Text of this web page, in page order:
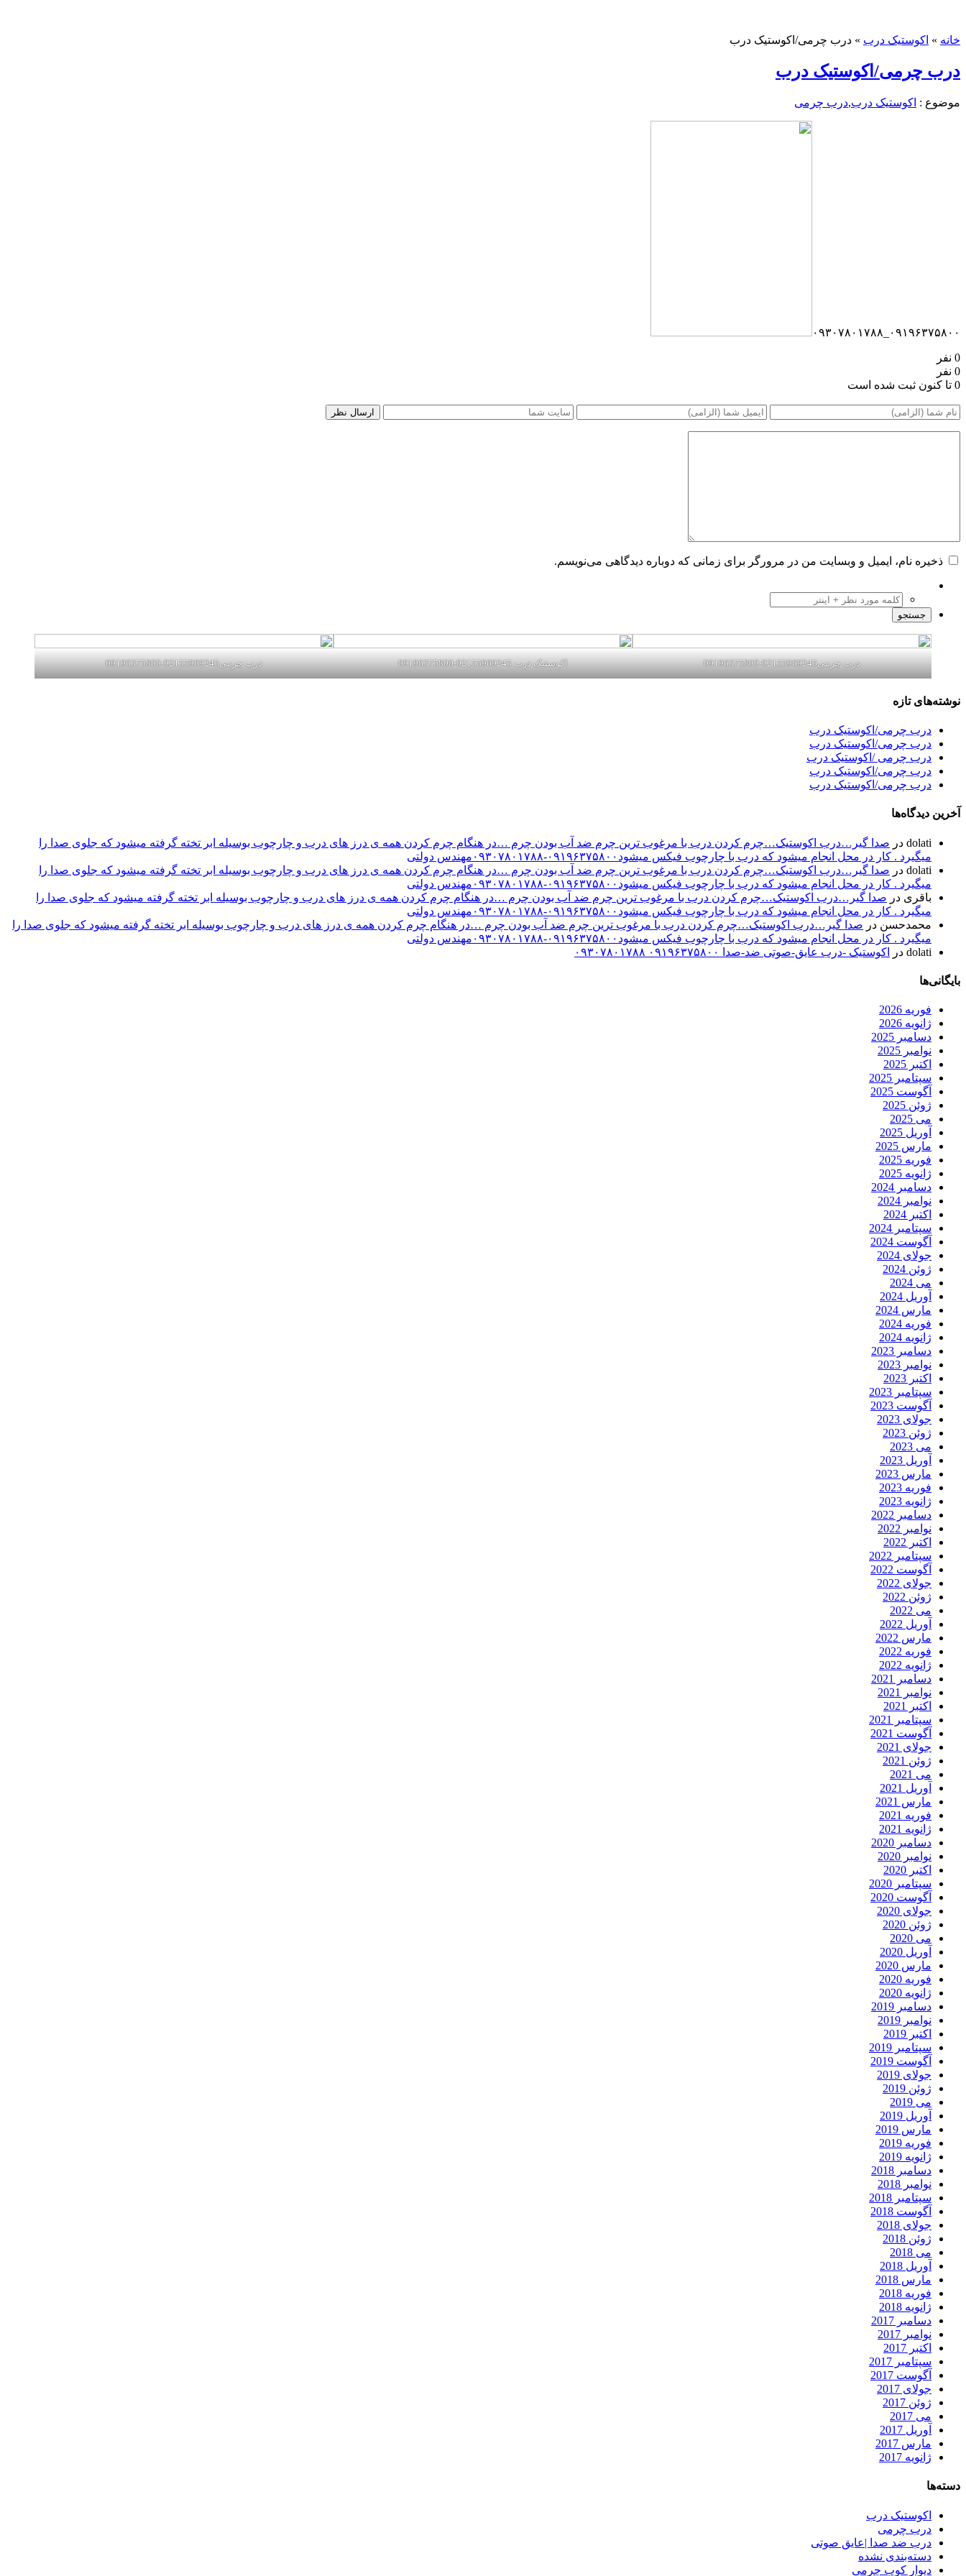
خانه » اکوستیک درب » درب چرمی/اکوستیک درب
درب چرمی/اکوستیک درب
موضوع : اکوستیک درب,درب چرمی
۰۹۱۹۶۳۷۵۸۰۰_۰۹۳۰۷۸۰۱۷۸۸
0 نفر
0 نفر
0 تا کنون ثبت شده است
ذخیره نام، ایمیل و وبسایت من در مرورگر برای زمانی که دوباره دیدگاهی می‌نویسم.
درب چرمی02155969245-09196375800 اکوستیک درب 02155969245-09196375800 درب چرمی02155969245-09196375800
نوشته‌های تازه
درب چرمی/اکوستیک درب
درب چرمی/اکوستیک درب
درب چرمی /اکوستیک درب
درب چرمی/اکوستیک درب
درب چرمی/اکوستیک درب
آخرین دیدگاه‌ها
dolati در صدا گیر…درب اکوستیک…چرم کردن درب با مرغوب ترین چرم ضد آب بودن چرم …در هنگام چرم کردن همه ی درز های درب و چارچوب بوسیله ابر تخته گرفته میشود که جلوی صدا را
میگیرد . کار در محل انجام میشود که درب با چارچوب فیکس میشود۰۹۱۹۶۳۷۵۸۰۰-۰۹۳۰۷۸۰۱۷۸۸مهندس دولتی
dolati در صدا گیر…درب اکوستیک…چرم کردن درب با مرغوب ترین چرم ضد آب بودن چرم …در هنگام چرم کردن همه ی درز های درب و چارچوب بوسیله ابر تخته گرفته میشود که جلوی صدا را
میگیرد . کار در محل انجام میشود که درب با چارچوب فیکس میشود۰۹۱۹۶۳۷۵۸۰۰-۰۹۳۰۷۸۰۱۷۸۸مهندس دولتی
باقری در صدا گیر…درب اکوستیک…چرم کردن درب با مرغوب ترین چرم ضد آب بودن چرم …در هنگام چرم کردن همه ی درز های درب و چارچوب بوسیله ابر تخته گرفته میشود که جلوی صدا را
میگیرد . کار در محل انجام میشود که درب با چارچوب فیکس میشود۰۹۱۹۶۳۷۵۸۰۰-۰۹۳۰۷۸۰۱۷۸۸مهندس دولتی
محمدحسن در صدا گیر…درب اکوستیک…چرم کردن درب با مرغوب ترین چرم ضد آب بودن چرم …در هنگام چرم کردن همه ی درز های درب و چارچوب بوسیله ابر تخته گرفته میشود که جلوی صدا را
میگیرد . کار در محل انجام میشود که درب با چارچوب فیکس میشود۰۹۱۹۶۳۷۵۸۰۰-۰۹۳۰۷۸۰۱۷۸۸مهندس دولتی
dolati در اکوستیک -درب عایق-صوتی ضد-صدا ۰۹۱۹۶۳۷۵۸۰۰ ۰۹۳۰۷۸۰۱۷۸۸
بایگانی‌ها
فوریه 2026
ژانویه 2026
دسامبر 2025
نوامبر 2025
اکتبر 2025
سپتامبر 2025
آگوست 2025
ژوئن 2025
می 2025
آوریل 2025
مارس 2025
فوریه 2025
ژانویه 2025
دسامبر 2024
نوامبر 2024
اکتبر 2024
سپتامبر 2024
آگوست 2024
جولای 2024
ژوئن 2024
می 2024
آوریل 2024
مارس 2024
فوریه 2024
ژانویه 2024
دسامبر 2023
نوامبر 2023
اکتبر 2023
سپتامبر 2023
آگوست 2023
جولای 2023
ژوئن 2023
می 2023
آوریل 2023
مارس 2023
فوریه 2023
ژانویه 2023
دسامبر 2022
نوامبر 2022
اکتبر 2022
سپتامبر 2022
آگوست 2022
جولای 2022
ژوئن 2022
می 2022
آوریل 2022
مارس 2022
فوریه 2022
ژانویه 2022
دسامبر 2021
نوامبر 2021
اکتبر 2021
سپتامبر 2021
آگوست 2021
جولای 2021
ژوئن 2021
می 2021
آوریل 2021
مارس 2021
فوریه 2021
ژانویه 2021
دسامبر 2020
نوامبر 2020
اکتبر 2020
سپتامبر 2020
آگوست 2020
جولای 2020
ژوئن 2020
می 2020
آوریل 2020
مارس 2020
فوریه 2020
ژانویه 2020
دسامبر 2019
نوامبر 2019
اکتبر 2019
سپتامبر 2019
آگوست 2019
جولای 2019
ژوئن 2019
می 2019
آوریل 2019
مارس 2019
فوریه 2019
ژانویه 2019
دسامبر 2018
نوامبر 2018
سپتامبر 2018
آگوست 2018
جولای 2018
ژوئن 2018
می 2018
آوریل 2018
مارس 2018
فوریه 2018
ژانویه 2018
دسامبر 2017
نوامبر 2017
اکتبر 2017
سپتامبر 2017
آگوست 2017
جولای 2017
ژوئن 2017
می 2017
آوریل 2017
مارس 2017
ژانویه 2017
دسته‌ها
اکوستیک درب
درب چرمی
درب ضد صدا |عایق صوتی
دسته‌بندی نشده
دیوار کوب چرمی